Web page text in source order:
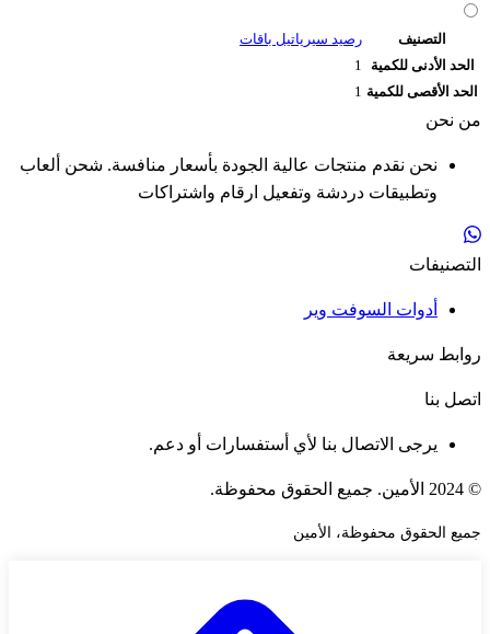
التصنيف
رصيد سيرياتيل باقات
الحد الأدنى للكمية
1
الحد الأقصى للكمية 1
من نحن
نحن نقدم منتجات عالية الجودة بأسعار منافسة. شحن ألعاب
وتطبيقات دردشة وتفعيل ارقام واشتراكات
التصنيفات
أدوات السوفت وير
روابط سريعة
اتصل بنا
يرجى الاتصال بنا لأي أستفسارات أو دعم.
© 2024 الأمين. جميع الحقوق محفوظة.
جميع الحقوق محفوظة، الأمين